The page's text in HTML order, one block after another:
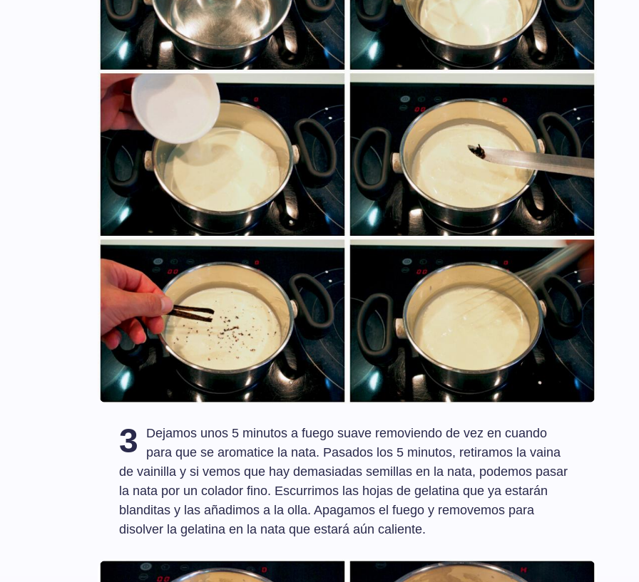
3
Dejamos unos 5 minutos a fuego suave removiendo de vez en cuando
para que se aromatice la nata. Pasados los 5 minutos, retiramos la vaina
de vainilla y si vemos que hay demasiadas semillas en la nata, podemos pasar
la nata por un colador fino. Escurrimos las hojas de gelatina que ya estarán
blanditas y las añadimos a la olla. Apagamos el fuego y removemos para
disolver la gelatina en la nata que estará aún caliente.